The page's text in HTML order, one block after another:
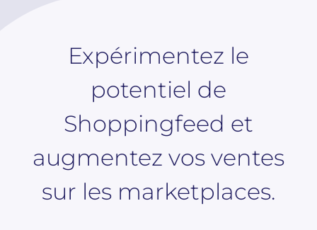
Expérimentez le
potentiel de
Shoppingfeed et
augmentez vos ventes
sur les marketplaces.